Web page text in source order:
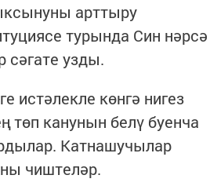
арттыру
турында Син нәрсә
сәгате узды.
көнгә нигез
төп канунын белү буенча
Катнашучылар
чиштеләр.